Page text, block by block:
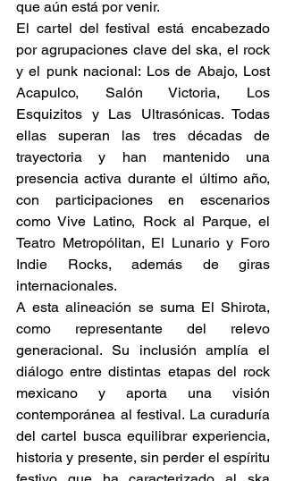
que aún está por venir.
El cartel del festival está encabezado
por agrupaciones clave del ska, el rock
y el punk nacional: Los de Abajo, Lost
Acapulco, Salón Victoria, Los
Esquizitos y Las Ultrasónicas. Todas
ellas superan las tres décadas de
trayectoria y han mantenido una
presencia activa durante el último año,
con participaciones en escenarios
como Vive Latino, Rock al Parque, el
Teatro Metropólitan, El Lunario y Foro
Indie Rocks, además de giras
internacionales.
A esta alineación se suma El Shirota,
como representante del relevo
generacional. Su inclusión amplía el
diálogo entre distintas etapas del rock
mexicano y aporta una visión
contemporánea al festival. La curaduría
del cartel busca equilibrar experiencia,
historia y presente, sin perder el espíritu